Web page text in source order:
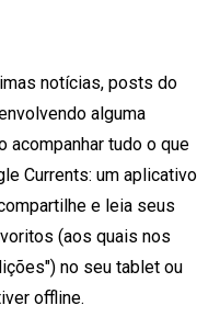
notícias, posts do
alguma
acompanhar tudo o que
Currents: um aplicativo
e leia seus
(aos quais nos
no seu tablet ou
offline.